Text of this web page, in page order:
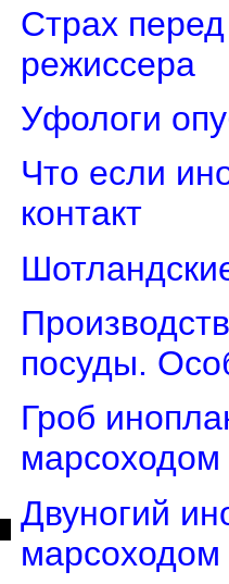
Страх
режиссера
Уфологи
Что если
контакт
посуды.
Гроб
марсоходом
Двуногий
марсоходом